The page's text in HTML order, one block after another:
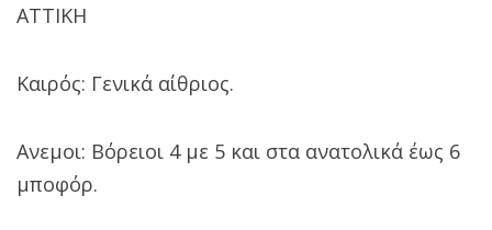
ΑΤΤΙΚΗ
Καιρός: Γενικά αίθριος.
Ανεμοι: Βόρειοι 4 με 5 και στα ανατολικά έως 6
μποφόρ.